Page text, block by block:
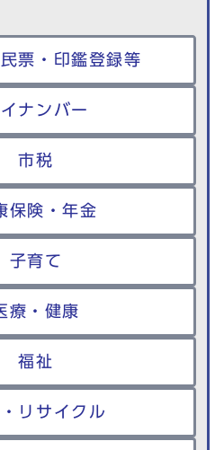
票・印鑑登録等
ナンバー
市税
保険・年金
子育て
療・健康
福祉
リサイクル